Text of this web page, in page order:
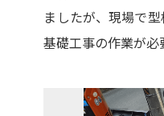
ましたが、現場で
基礎工事の作業が必